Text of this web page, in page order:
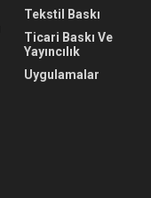
Tekstil Baskı
Ticari Baskı Ve
Yayıncılık
Uygulamalar